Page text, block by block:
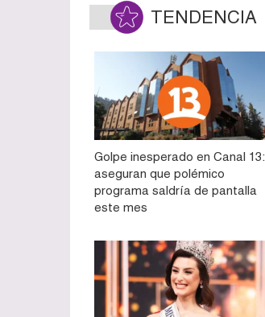
TENDENCIA
Golpe inesperado en Canal 13:
aseguran que polémico
programa saldría de pantalla
este mes